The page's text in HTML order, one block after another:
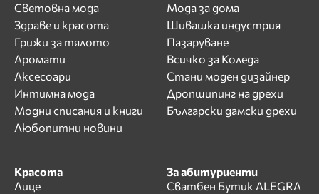
Световна мода
Здраве и красота
Грижи за тялото
Аромати
Аксесоари
Интимна мода
Модни списания и книги
Любопитни новини
Мода за дома
Шивашка индустрия
Пазаруване
Всичко за Коледа
Стани моден дизайнер
Дропшипинг на дрехи
Български дамски дрехи
Красота
Лице
За абитуриенти
Сватбен Бутик ALEGRA